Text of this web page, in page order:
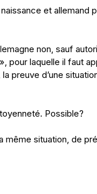
et allemand
non, sauf
laquelle il faut
preuve d’une
Possible?
même situation, de